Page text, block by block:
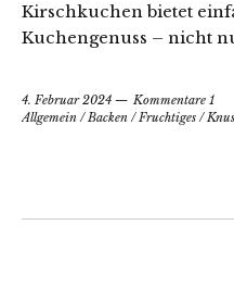
Kirschkuchen bietet
Kuchengenuss – nicht
4. Februar 2024
Kommentare 1
Allgemein /Backen /Fruchtiges /